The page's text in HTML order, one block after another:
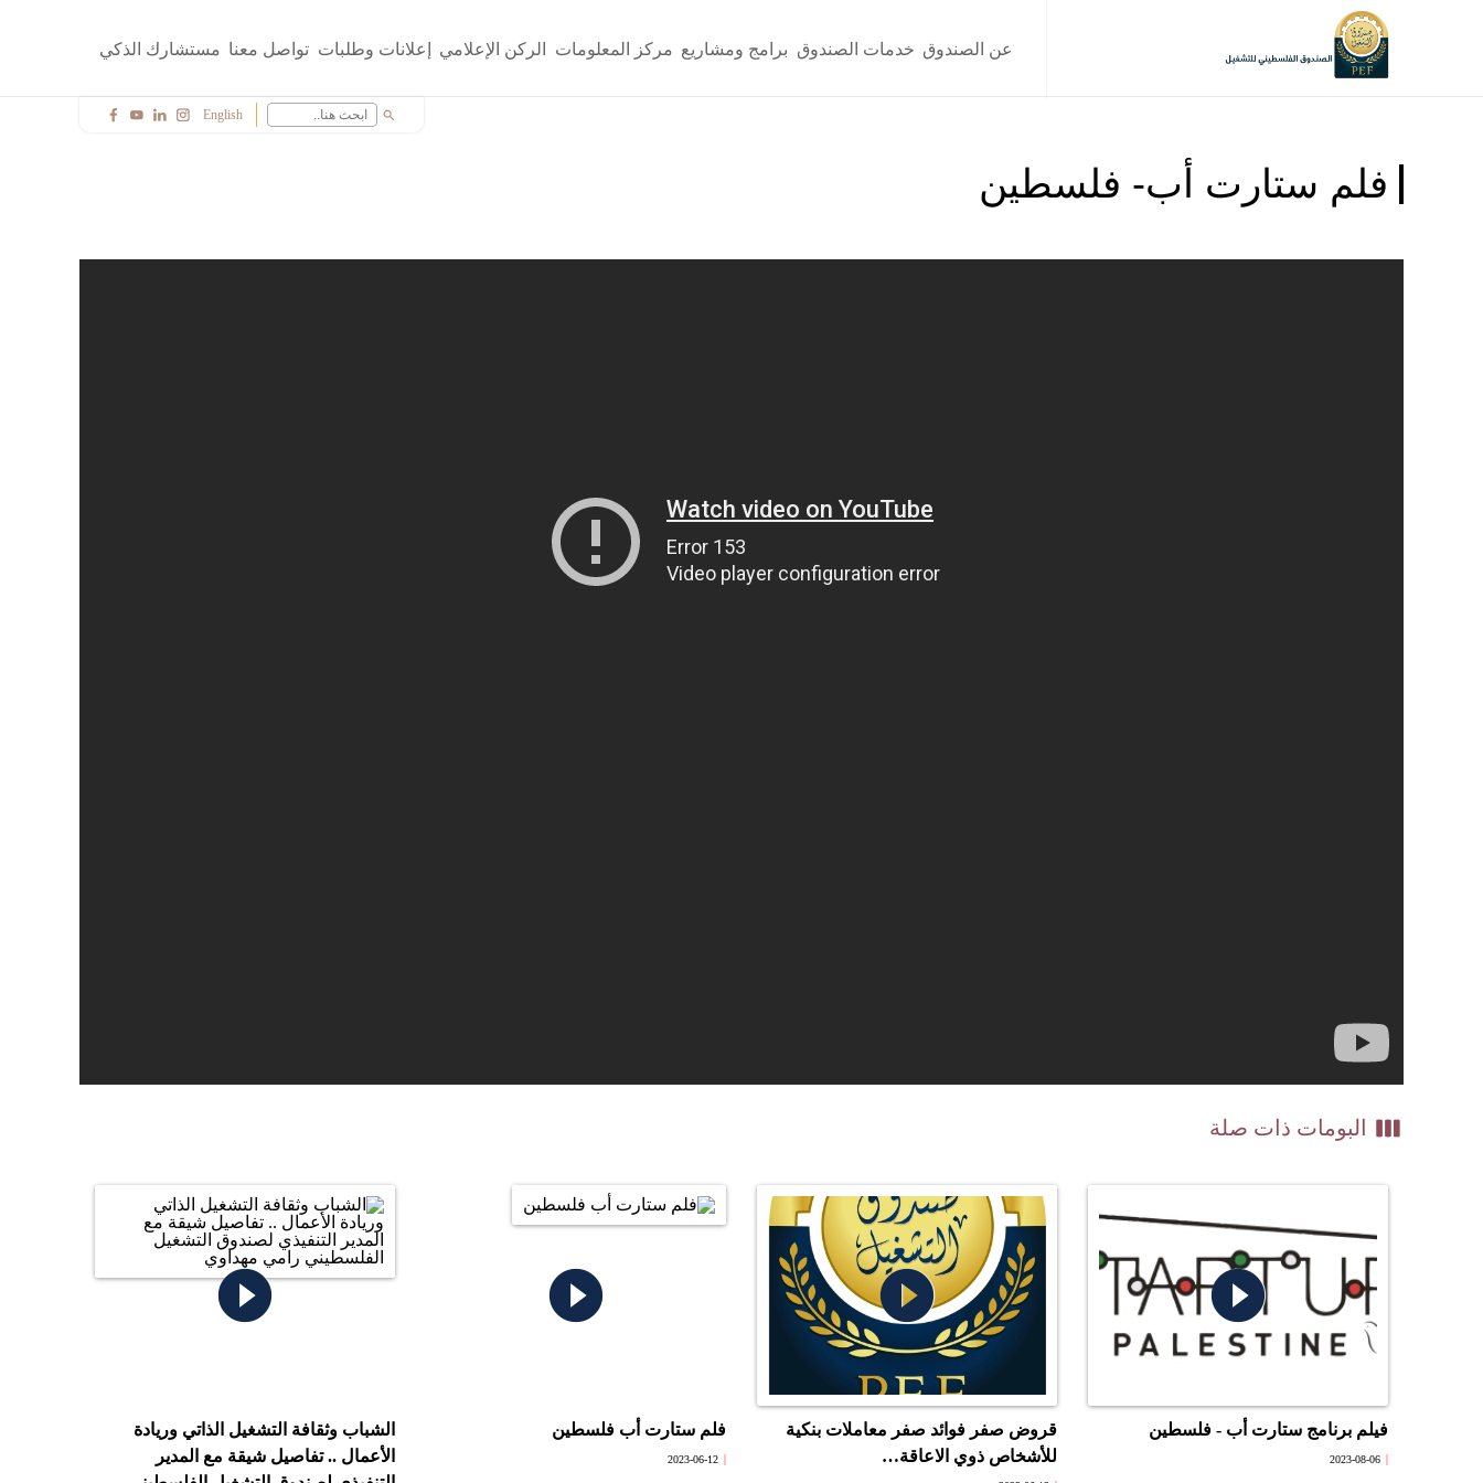
search
English
c
i
y
f
عن الصندوق خدمات الصندوق برامج ومشاريع مركز المعلومات الركن الإعلامي إعلانات وطلبات تواصل معنا مستشارك الذكي
فلم ستارت أب- فلسطين
view_week البومات ذات صلة
play_circle_filled
فيلم برنامج ستارت أب - فلسطين
2023-08-06
play_circle_filled
قروض صفر فوائد صفر معاملات بنكية
للأشخاص ذوي الاعاقة…
play_circle_filled
فلم ستارت أب فلسطين
2023-06-12
play_circle_filled
الشباب وثقافة التشغيل الذاتي وريادة
الأعمال .. تفاصيل شيقة مع المدير